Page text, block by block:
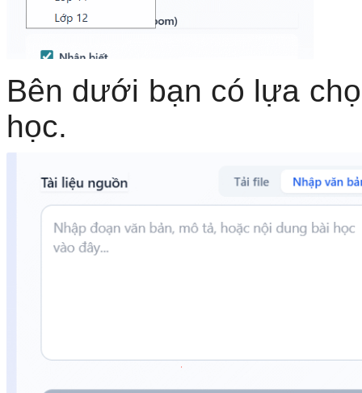
Bên dưới bạn có lựa
học.